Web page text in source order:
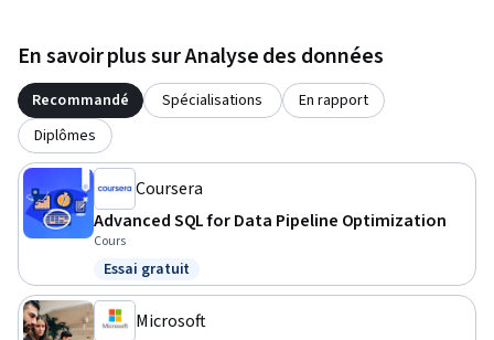
En savoir plus sur Analyse des données
Recommandé Spécialisations
En rapport
Diplômes
Coursera
Advanced SQL for Data Pipeline Optimization
Cours
Statut : Essai gratuit
Essai gratuit
Microsoft